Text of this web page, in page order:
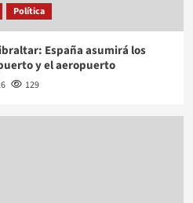
Política
España asumirá los
y el aeropuerto
129